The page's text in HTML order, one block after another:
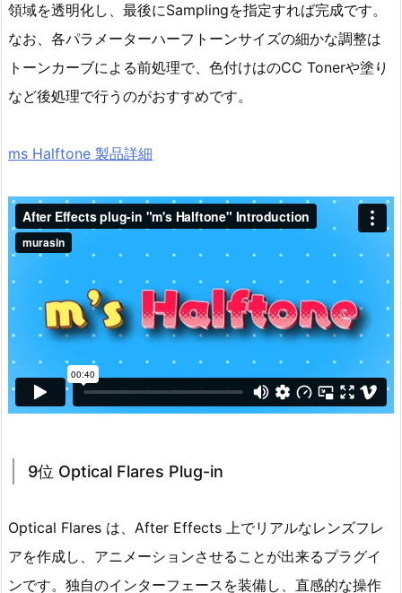
領域を透明化し、最後にSamplingを指定すれば完成です。
なお、各パラメーターハーフトーンサイズの細かな調整は
トーンカーブによる前処理で、色付けはのCC Tonerや塗り
など後処理で行うのがおすすめです。
ms Halftone 製品詳細
9位 Optical Flares Plug-in
Optical Flares は、After Effects 上でリアルなレンズフレ
アを作成し、アニメーションさせることが出来るプラグイ
ンです。独自のインターフェースを装備し、直感的な操作